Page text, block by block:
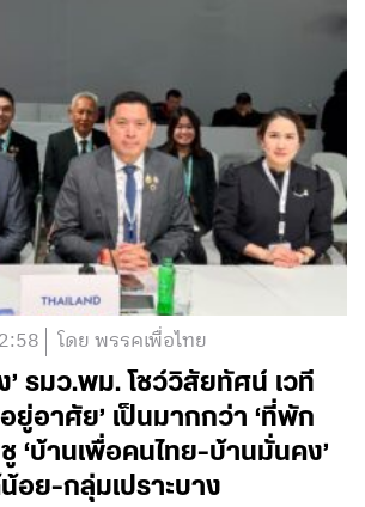
โดย พรรคเพื่อไทย
’ รมว.พม. โชว์วิสัยทัศน์ เวที
อยู่อาศัย’ เป็นมากกว่า ‘ที่พัก
‘บ้านเพื่อคนไทย-บ้านมั่นคง’
อย-กลุ่มเปราะบาง